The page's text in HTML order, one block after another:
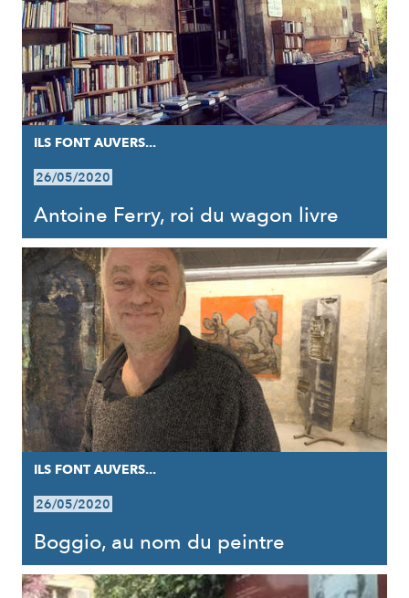
ILS FONT AUVERS...
26/05/2020
Antoine Ferry, roi du wagon livre
ILS FONT AUVERS...
26/05/2020
Boggio, au nom du peintre